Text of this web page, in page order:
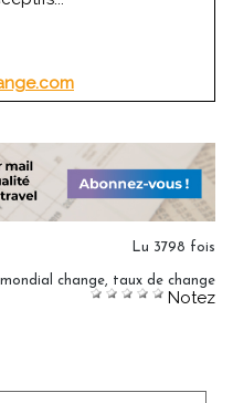
Lu 3798 fois
mondial change, taux de change
Notez